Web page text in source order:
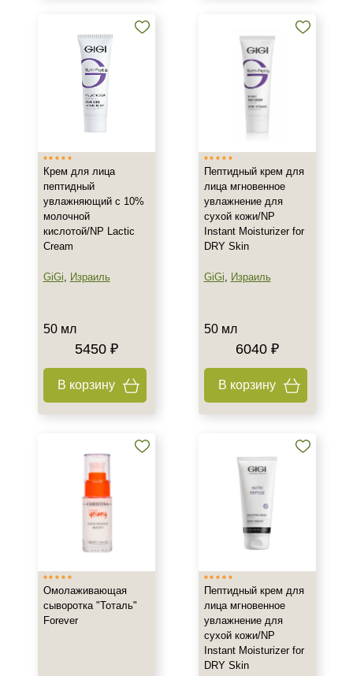
Аминокислоты
Бисаболол
Время применения
Вечер
День
Ежедневный
Показать еще
Крем для лица
пептидный
увлажняющий с 10%
молочной
кислотой/NP Lactic
Cream
GiGi, Израиль
50 мл
5450 ₽
В корзину
Пептидный крем для
лица мгновенное
увлажнение для
сухой кожи/NP
Instant Moisturizer for
DRY Skin
GiGi, Израиль
50 мл
6040 ₽
В корзину
Омолаживающая
сыворотка "Тоталь"
Forever
Пептидный крем для
лица мгновенное
увлажнение для
сухой кожи/NP
Instant Moisturizer for
DRY Skin